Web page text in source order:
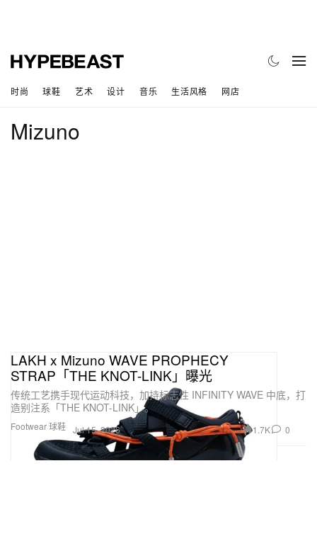
时尚 球鞋 艺术 设计 音乐 生活风格 网店
Mizuno
Footwear 球鞋
LAKH x Mizuno WAVE PROPHECY
STRAP「THE KNOT-LINK」曝光
传统工艺携手现代运动科技，加持标志性 INFINITY WAVE 中底，打
造别注系「THE KNOT-LINK」。
Jul 15, 2026 1.7K 0